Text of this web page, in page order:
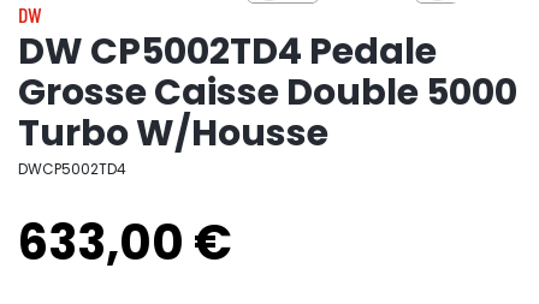
DW
DW CP5002TD4 Pedale
Grosse Caisse Double 5000
Turbo W/Housse
DWCP5002TD4
633,00 €